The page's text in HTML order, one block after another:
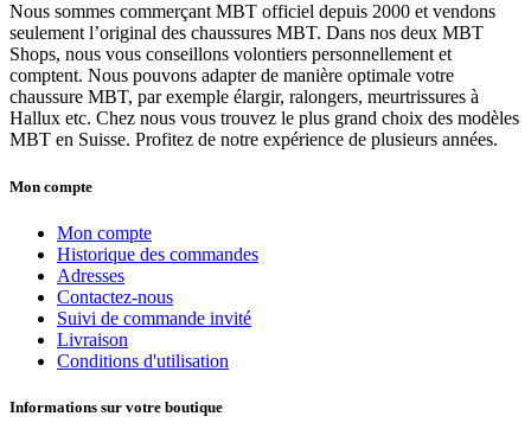
Nous sommes commerçant MBT officiel depuis 2000 et vendons
seulement l’original des chaussures MBT. Dans nos deux MBT
Shops, nous vous conseillons volontiers personnellement et
comptent. Nous pouvons adapter de manière optimale votre
chaussure MBT, par exemple élargir, ralongers, meurtrissures à
Hallux etc. Chez nous vous trouvez le plus grand choix des modèles
MBT en Suisse. Profitez de notre expérience de plusieurs années.
Mon compte
Mon compte
Historique des commandes
Adresses
Contactez-nous
Suivi de commande invité
Livraison
Conditions d'utilisation
Informations sur votre boutique